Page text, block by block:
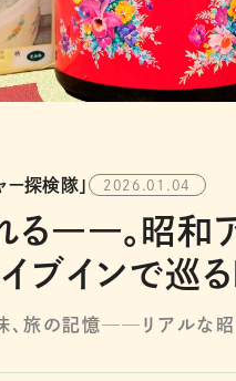
探検隊」 2026.01.04
――。昭和ア
ブインで巡
、旅の記憶──リアルな昭